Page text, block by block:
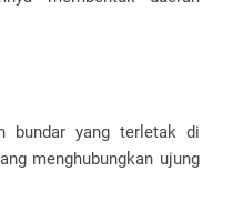
bundar yang terletak di
menghubungkan ujung